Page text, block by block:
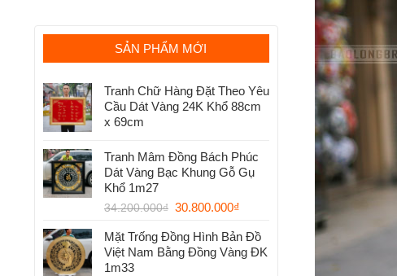
SẢN PHẨM MỚI
Tranh Chữ Hàng Đặt Theo Yêu
Cầu Dát Vàng 24K Khổ 88cm
x 69cm
Tranh Mâm Đồng Bách Phúc
Dát Vàng Bạc Khung Gỗ Gụ
Khổ 1m27
34.200.000₫ 30.800.000₫
Mặt Trống Đồng Hình Bản Đồ
Việt Nam Bằng Đồng Vàng ĐK
1m33